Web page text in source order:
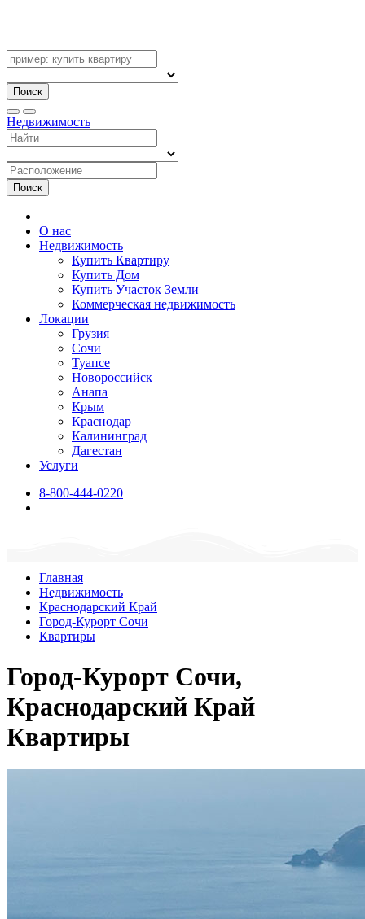
Поиск
Недвижимость
Поиск
О нас
Недвижимость
Купить Квартиру
Купить Дом
Купить Участок Земли
Коммерческая недвижимость
Локации
Грузия
Сочи
Туапсе
Новороссийск
Анапа
Крым
Краснодар
Калининград
Дагестан
Услуги
8-800-444-0220
Главная
Недвижимость
Краснодарский Край
Город-Курорт Сочи
Квартиры
Город-Курорт Сочи,
Краснодарский Край
Квартиры